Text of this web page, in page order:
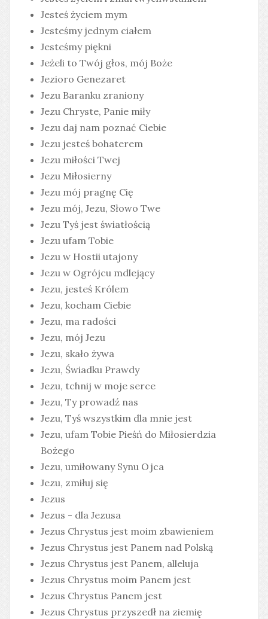
Jesteś życiem mym
Jesteśmy jednym ciałem
Jesteśmy piękni
Jeżeli to Twój głos, mój Boże
Jezioro Genezaret
Jezu Baranku zraniony
Jezu Chryste, Panie miły
Jezu daj nam poznać Ciebie
Jezu jesteś bohaterem
Jezu miłości Twej
Jezu Miłosierny
Jezu mój pragnę Cię
Jezu mój, Jezu, Słowo Twe
Jezu Tyś jest światłością
Jezu ufam Tobie
Jezu w Hostii utajony
Jezu w Ogrójcu mdlejący
Jezu, jesteś Królem
Jezu, kocham Ciebie
Jezu, ma radości
Jezu, mój Jezu
Jezu, skało żywa
Jezu, Świadku Prawdy
Jezu, tchnij w moje serce
Jezu, Ty prowadź nas
Jezu, Tyś wszystkim dla mnie jest
Jezu, ufam Tobie Pieśń do Miłosierdzia
Bożego
Jezu, umiłowany Synu Ojca
Jezu, zmiłuj się
Jezus
Jezus - dla Jezusa
Jezus Chrystus jest moim zbawieniem
Jezus Chrystus jest Panem nad Polską
Jezus Chrystus jest Panem, alleluja
Jezus Chrystus moim Panem jest
Jezus Chrystus Panem jest
Jezus Chrystus przyszedł na ziemię